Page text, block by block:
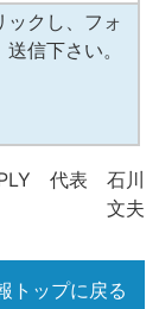
ックし、フォ
信下さい。
代表 石川
文夫
トップに戻る